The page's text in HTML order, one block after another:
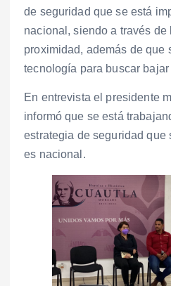
de seguridad que se está
nacional, siendo a través de
proximidad, además de que
tecnología para buscar
En entrevista el presidente
informó que se está
estrategia de seguridad que
es nacional.